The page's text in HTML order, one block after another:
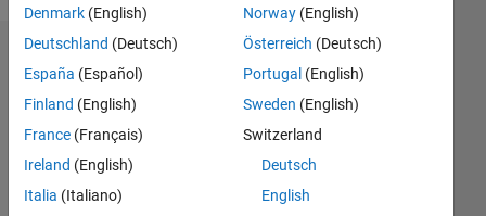
Statistica
M…
-2
-1 2
3
Denmark (English)
Deutschland (Deutsch)
España (Español)
Finland (English)
France (Français)
Ireland (English)
Italia (Italiano)
Norway(English)
Österreich (Deutsch)
Portugal (English)
Sweden (English)
Switzerland
Deutsch
English